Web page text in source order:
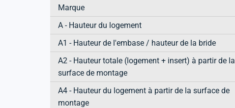
Marque
A - Hauteur du logement
A1 - Hauteur de l'embase / hauteur de la bride
A2 - Hauteur totale (logement + insert) à partir de la
surface de montage
A4 - Hauteur du logement à partir de la surface de
montage